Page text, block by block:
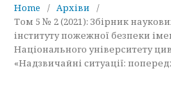
Home / Архіви
/
Том 5 № 2 (2021): Збірник
інституту пожежної безпеки
Національного університету
«Надзвичайні ситуації: